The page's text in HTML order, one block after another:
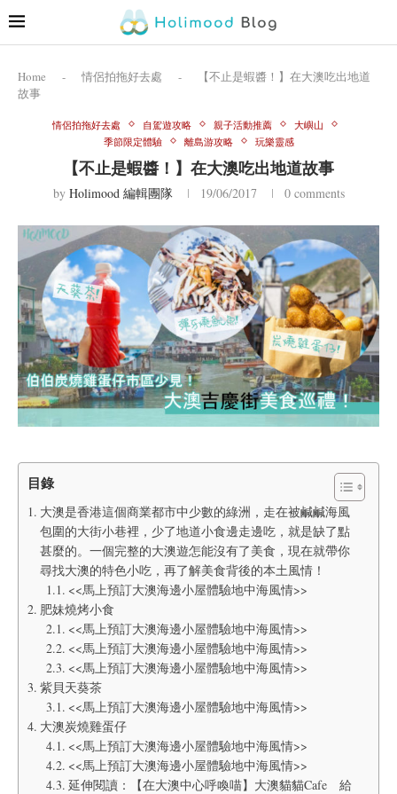
Home - 情侶拍拖好去處 -
【不止是蝦醬！】在大澳吃出地道
故事
情侶拍拖好去處 自駕遊攻略 親子活動推薦
大嶼山
季節限定體驗
離島游攻略 玩樂靈感
【不止是蝦醬！】在大澳吃出地道故事
by Holimood 編輯團隊 19/06/2017 0 comments
目錄
大澳是香港這個商業都市中少數的綠洲，走在被鹹鹹海風
包圍的大街小巷裡，少了地道小食邊走邊吃，就是缺了點
甚麼的。一個完整的大澳遊怎能沒有了美食，現在就帶你
尋找大澳的特色小吃，再了解美食背後的本土風情！
<<馬上預訂大澳海邊小屋體驗地中海風情>>
肥妹燒烤小食
<<馬上預訂大澳海邊小屋體驗地中海風情>>
<<馬上預訂大澳海邊小屋體驗地中海風情>>
<<馬上預訂大澳海邊小屋體驗地中海風情>>
紫貝天葵茶
<<馬上預訂大澳海邊小屋體驗地中海風情>>
大澳炭燒雞蛋仔
<<馬上預訂大澳海邊小屋體驗地中海風情>>
<<馬上預訂大澳海邊小屋體驗地中海風情>>
延伸閱讀：【在大澳中心呼喚喵】大澳貓貓Cafe 給